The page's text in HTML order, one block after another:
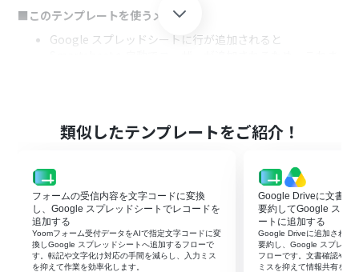
■このテンプレートを使うメリット
Google スプレッドシートに行が追加されると
■フローボットの流れ
はじめに、Google スプレッドシートとSmartsheetを
Yoomと連携します。
次に、トリガーでGoogle スプレッドシートを選択し、
「行が追加されたら」というアクションを設定します。
次に、オペレーションでSmartsheetを選択し、「ユーザ
ーを追加」アクションを設定します。
最後に、オペレーションでGoogle スプレッドシートの
類似したテンプレートをご紹介！
フォームの受信内容を文字コードに変換
し、Google スプレッドシートでレコードを
追加する
Yoomフォーム受付データをAIで指定文字コードに変
換しGoogle スプレッドシートへ追加するフローで
す。転記や文字化け対応の手間を減らし、入力ミス
を抑えて作業を効率化します。
Google Driveに文書が
要約してGoogle スプ
ートに追加する
Google Driveに追加された
要約し、Google スプレッ
フローです。文書確認や転
ミスを抑えて情報共有を早